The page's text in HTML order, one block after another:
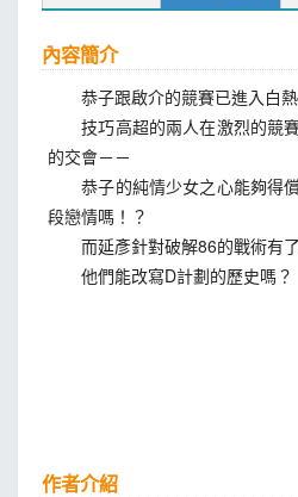
內容簡介
恭子跟啟介的競賽已進入白熱
技巧高超的兩人在激烈的競
的交會－－
恭子的純情少女之心能夠得
段戀情嗎！？
而延彥針對破解86的戰術有了
他們能改寫D計劃的歷史嗎？
作者介紹